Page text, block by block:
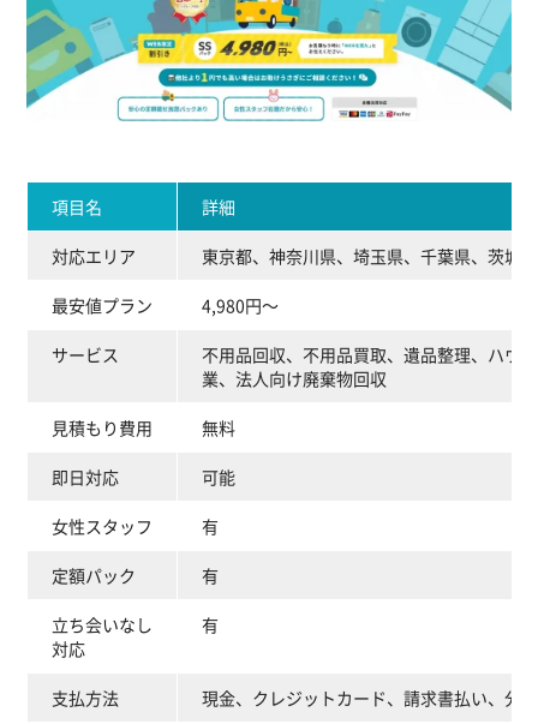
項目名 詳細
対応エリア 東京都、神奈川県、埼玉県、千葉県、茨城
最安値プラン 4,980円～
サービス
不用品回収、不用品買取、遺品整理、ハウ
業、法人向け廃棄物回収
見積もり費用 無料
即日対応 可能
女性スタッフ 有
定額パック 有
立ち会いなし
対応
有
支払方法 現金、クレジットカード、請求書払い、分